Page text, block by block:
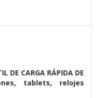
DE CARGA RÁPIDA DE
tablets, relojes